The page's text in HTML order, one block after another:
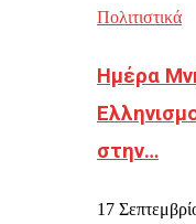
Πολιτιστικά
Ημέρα
στην…
17